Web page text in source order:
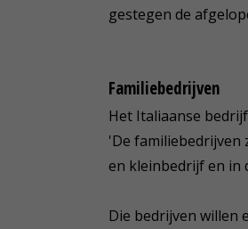
gestegen de
Familiebedrijven
Het Italiaanse
'De familiebedrijven
en kleinbedrijf en in
Die bedrijven willen